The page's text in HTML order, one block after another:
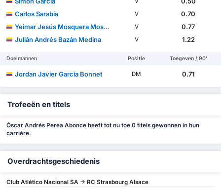
Carlos Sarabia
V
0.70
Yeimar Jesús Mosquera Mosquera
V
0.77
Julián Andrés Bazán Medina
V 1.22
Doelmannen Positie Toegeven / 90'
Jordan Javier García Bonnet DM 0.71
Trofeeën en titels
Óscar Andrés Perea Abonce heeft tot nu toe 0 titels gewonnen in hun
carrière.
Overdrachtsgeschiedenis
Club Atlético Nacional SA -> RC Strasbourg Alsace